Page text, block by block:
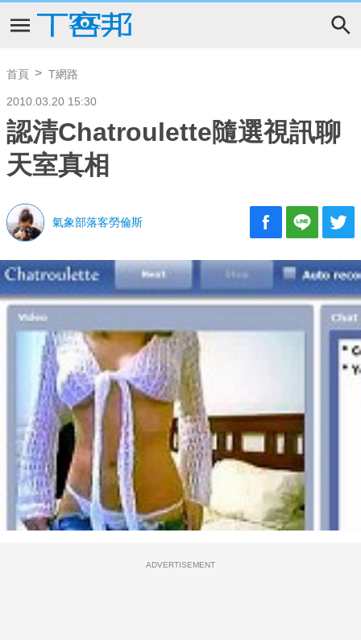
首頁 T網路
2010.03.20 15:30
認清Chatroulette隨選視訊聊
天室真相
氣象部落客勞倫斯
ADVERTISEMENT